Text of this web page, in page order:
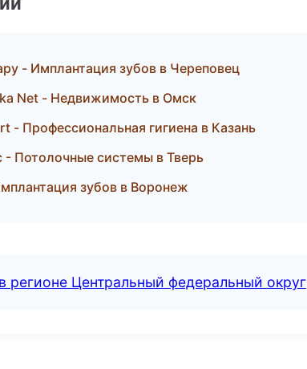
- Имплантация зубов в Череповец
Net - Недвижимость в Омск
- Профессиональная гигиена в Казань
Потолочные системы в Тверь
зубов в Воронеж
регионе Центральный федеральный округ